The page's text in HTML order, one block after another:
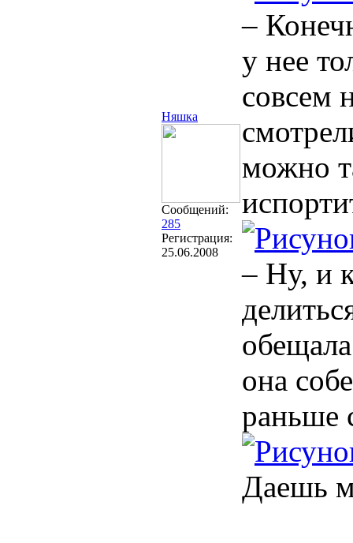
Няшка
Сообщений:
285
Регистрация:
25.06.2008
–
у нее
совсем
можно
– Ну, и
она
раньше
Даешь